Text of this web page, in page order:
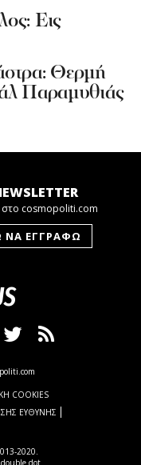
Εις
άστρα: Θερμή
Παραμυθιάς
στο cosmopoliti.com
2020.
double dot
COOKIES
ΕΥΘΥΝΗΣ